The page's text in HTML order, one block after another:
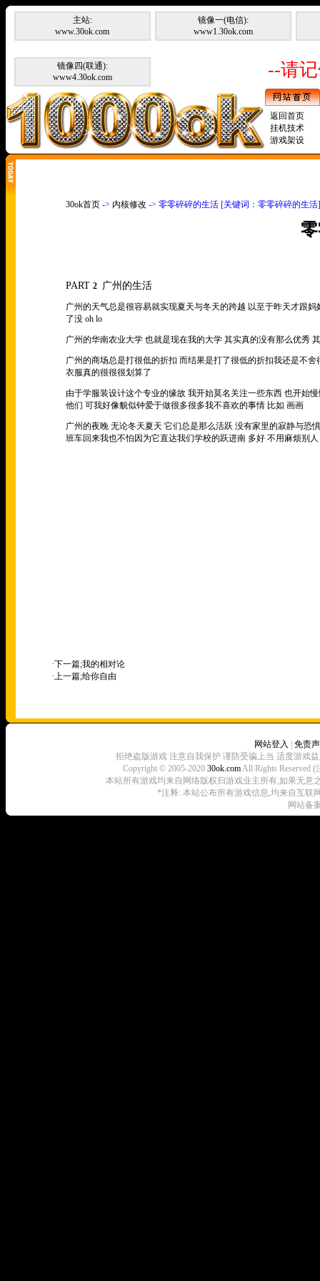
主站:
www.30ok.com
镜像一(电信):
www1.30ok.com
镜像四(联通):
www4.30ok.com
--请
返回首页
挂机技术
游戏架设
30ok首页 -> 内核修改 -> 零零碎碎的生活 [关键词：零零碎碎的生活]
PART 2 广州的生活
广州的天气总是很容易就实现夏天与冬天的跨越 以至于昨天才跟
了没 oh lo
广州的华南农业大学 也就是现在我的大学 其实真的没有那么优秀
广州的商场总是打很低的折扣 而结果是打了很低的折扣我还是不
衣服真的很很很划算了
由于学服装设计这个专业的缘故 我开始莫名关注一些东西 也开始
他们 可我好像貌似钟爱于做很多很多我不喜欢的事情 比如 画画
广州的夜晚 无论冬天夏天 它们总是那么活跃 没有家里的寂静与恐惧
班车回来我也不怕因为它直达我们学校的跃进南 多好 不用麻烦别
·下一篇;我的相对论
·上一篇;给你自由
网站登入
免责
拒绝盗版游戏 注意自我保护 谨防受骗上当 适度游戏
Copyright © 2005-2020 30ok.comAll Rights Reserved
本站所有游戏均来自网络版权归游戏业主所有,如果无意
*注释: 本站公布所有游戏信息,均来自互联
网站备